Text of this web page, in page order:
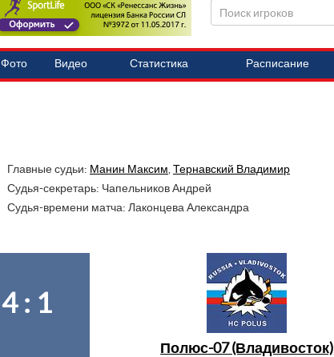
Фото Видео Статистика Расписание
Главные судьи: Манин Максим Тернавский Владимир
Судья-секретарь: Чапельников Андрей
Судья-времени матча: Лаконцева Александра
4 : 1
Полюс-07 (Владивосток)